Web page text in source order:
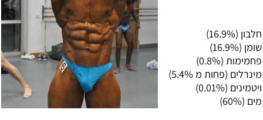
חלבון (16.9%)
שומן (16.9%)
פחמימות (0.8%)
מינרלים (פחות מ 5.4%)
ויטמינים (0.01%)
מים (60%)